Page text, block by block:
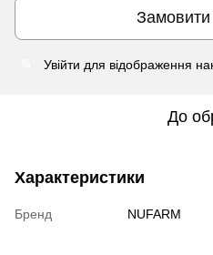
Увійти для відображення
До
Характеристики
Бренд NUFARM